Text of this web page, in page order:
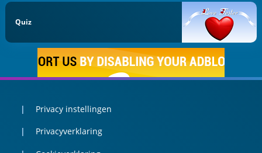
Quiz
Privacy instellingen
Privacyverklaring